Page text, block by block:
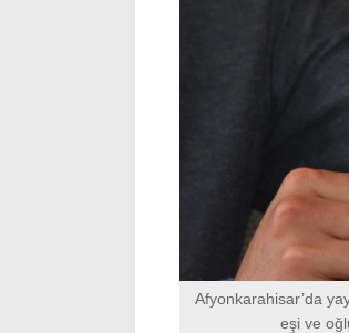
Afyonkarahisar’da
eşi ve